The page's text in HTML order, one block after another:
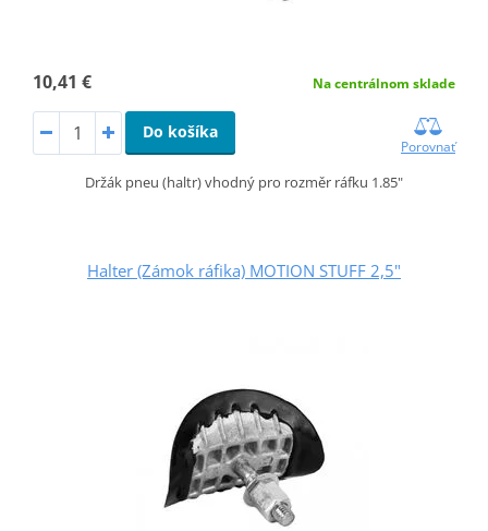
10,41 € Na centrálnom sklade
Do košíka
Porovnať
Držák pneu (haltr) vhodný pro rozměr ráfku 1.85"
Halter (Zámok ráfika) MOTION STUFF 2,5"